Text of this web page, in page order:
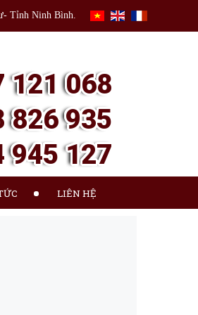
Tỉnh Ninh Bình.
121 068
826 935
945 127
LIÊN HỆ